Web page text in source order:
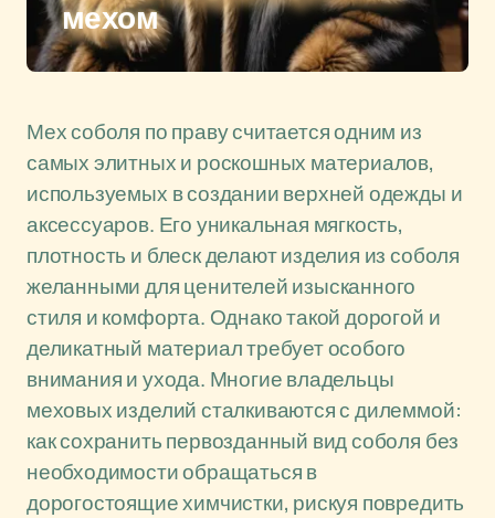
мехом
Мех соболя по праву считается одним из
самых элитных и роскошных материалов,
используемых в создании верхней одежды и
аксессуаров. Его уникальная мягкость,
плотность и блеск делают изделия из соболя
желанными для ценителей изысканного
стиля и комфорта. Однако такой дорогой и
деликатный материал требует особого
внимания и ухода. Многие владельцы
меховых изделий сталкиваются с дилеммой:
как сохранить первозданный вид соболя без
необходимости обращаться в
дорогостоящие химчистки, рискуя повредить